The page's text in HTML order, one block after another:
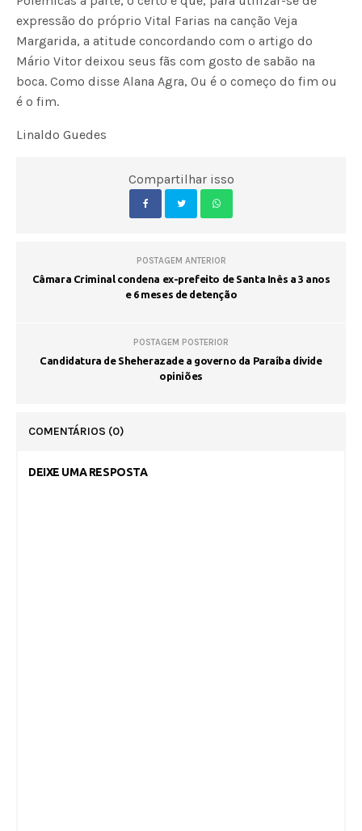
expressão do próprio Vital Farias na canção Veja
Margarida, a atitude concordando com o artigo do
Mário Vitor deixou seus fãs com gosto de sabão na
boca. Como disse Alana Agra, Ou é o começo do fim ou
é o fim.
Linaldo Guedes
Compartilhar isso
POSTAGEM ANTERIOR
Câmara Criminal condena ex-prefeito de Santa Inês a 3 anos
e 6 meses de detenção
POSTAGEM POSTERIOR
Candidatura de Sheherazade a governo da Paraíba divide
opiniões
COMENTÁRIOS (0)
DEIXE UMA RESPOSTA